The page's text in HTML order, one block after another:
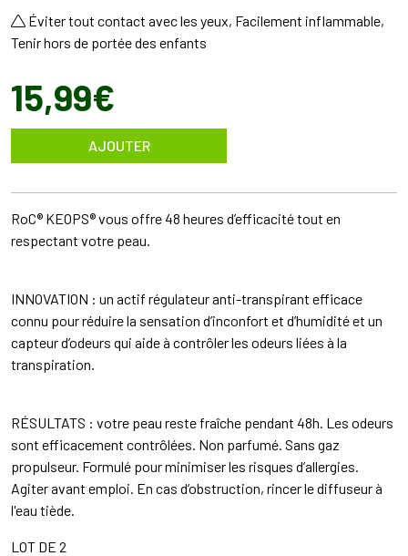
Éviter tout contact avec les yeux, Facilement inflammable,
Tenir hors de portée des enfants
15,99€
AJOUTER
RoC® KEOPS® vous offre 48 heures d’efficacité tout en
respectant votre peau.
INNOVATION : un actif régulateur anti-transpirant efficace
connu pour réduire la sensation d’inconfort et d’humidité et un
capteur d’odeurs qui aide à contrôler les odeurs liées à la
transpiration.
RÉSULTATS : votre peau reste fraîche pendant 48h. Les odeurs
sont efficacement contrôlées. Non parfumé. Sans gaz
propulseur. Formulé pour minimiser les risques d’allergies.
Agiter avant emploi. En cas d’obstruction, rincer le diffuseur à
l'eau tiède.
LOT DE 2